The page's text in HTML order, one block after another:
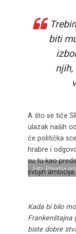
biti
njih,
A što se tiče
ulazak naših
će politička
hrabre i
su tu kao
svojih ambicija.
Foto: Privatna
Kada bi bilo
Frankenštajna
biste dobre